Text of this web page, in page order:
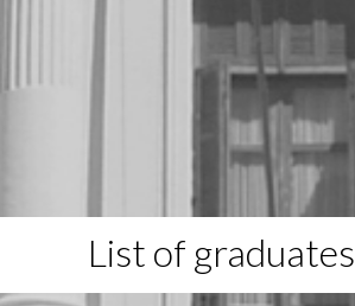
List of graduates